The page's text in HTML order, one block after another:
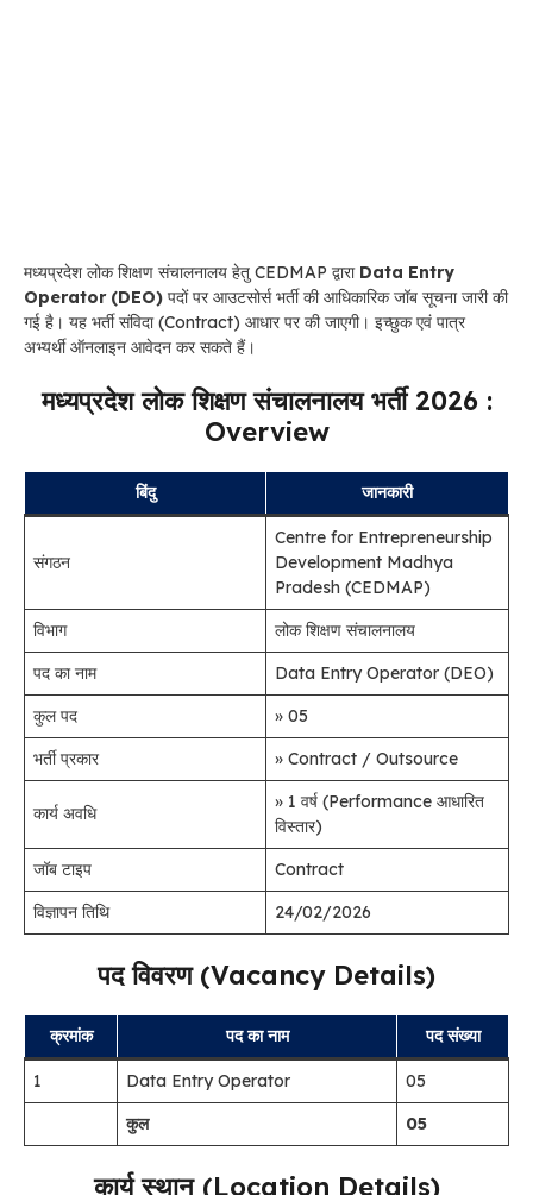
मध्यप्रदेश लोक शिक्षण संचालनालय हेतु CEDMAP द्वारा Data Entry
Operator (DEO) पदों पर आउटसोर्स भर्ती की आधिकारिक जॉब सूचना जारी की
गई है। यह भर्ती संविदा (Contract) आधार पर की जाएगी। इच्छुक एवं पात्र
अभ्यर्थी ऑनलाइन आवेदन कर सकते हैं।
मध्‍यप्रदेश लोक शिक्षण संचालनालय भर्ती 2026 :
Overview
बिंदु जानकारी
संगठन
Centre for Entrepreneurship
Development Madhya
Pradesh (CEDMAP)
विभाग
लोक शिक्षण संचालनालय
पद का नाम
Data Entry Operator (DEO)
कुल पद
» 05
भर्ती प्रकार
» Contract / Outsource
कार्य अवधि
» 1 वर्ष (Performance आधारित
विस्तार)
जॉब टाइप
Contract
विज्ञापन तिथि
24/02/2026
पद विवरण (Vacancy Details)
क्रमांक पद का नाम पद संख्या
1 Data Entry Operator
05
कुल
05
कार्य स्थान (Location Details)